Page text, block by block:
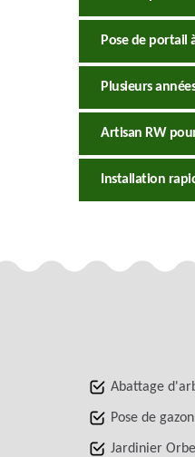
Pose de portail
Plusieurs
Artisan RW
Installation
Abattage
Pose de
Jardinier